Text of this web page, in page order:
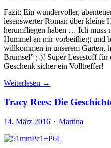
Fazit: Ein wundervoller,
lesenswerter Roman über kleine
herumfliegen haben … Ich muss
Hummel an mir vorbeifliegt und
willkommen in unserem Garten,
Brumsel” ;-)! Super Lesestoff für
Geschenk sicher ein Volltreffer!
Weiterlesen →
Tracy Rees: Die
14. März 2016 ~ Martina